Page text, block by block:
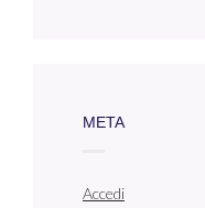
META
Accedi